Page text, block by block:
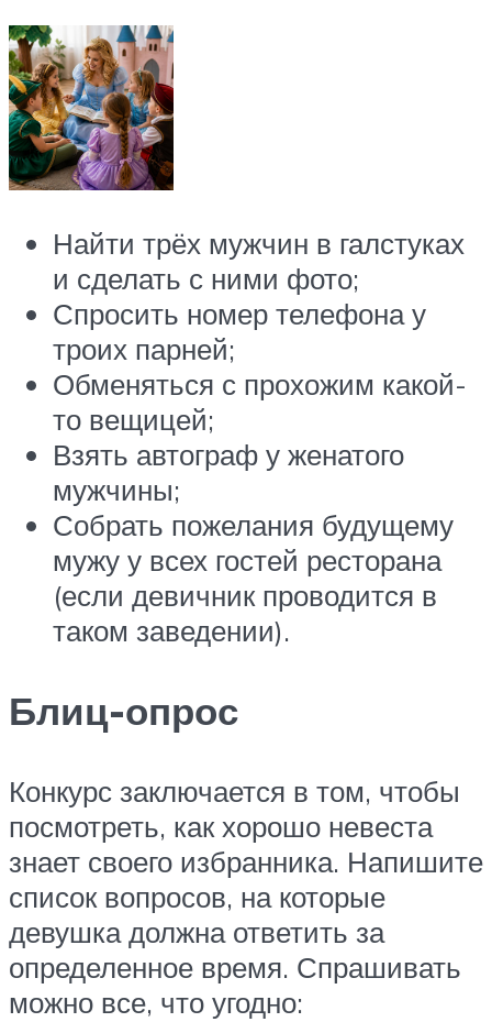
Найти трёх мужчин в галстуках
и сделать с ними фото;
Спросить номер телефона у
троих парней;
Обменяться с прохожим какой-
то вещицей;
Взять автограф у женатого
мужчины;
Собрать пожелания будущему
мужу у всех гостей ресторана
(если девичник проводится в
таком заведении).
Блиц-опрос
Конкурс заключается в том, чтобы
посмотреть, как хорошо невеста
знает своего избранника. Напишите
список вопросов, на которые
девушка должна ответить за
определенное время. Спрашивать
можно все, что угодно: